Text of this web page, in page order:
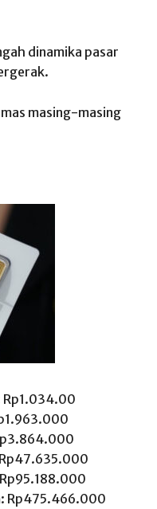
dinamika pasar
masing-masing
Rp1.034.00
Rp475.466.000